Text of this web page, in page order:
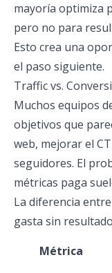
mayoría optimiza
pero no para
Esto crea una
el paso siguiente.
Traffic vs.
Muchos equipos
objetivos que
web, mejorar el
seguidores. El
métricas paga
La diferencia
gasta sin
Métrica